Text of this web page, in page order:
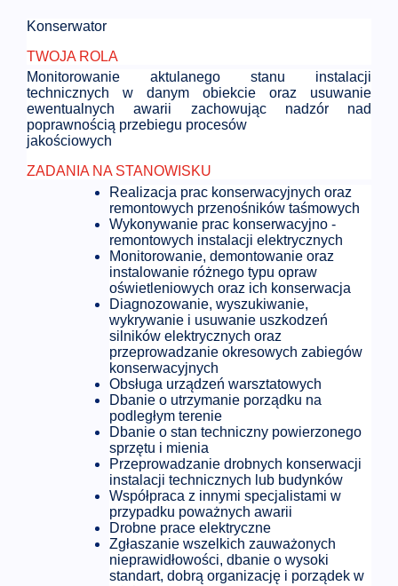
Konserwator
TWOJA ROLA
Monitorowanie aktulanego stanu instalacji
technicznych w danym obiekcie oraz usuwanie
ewentualnych awarii zachowując nadzór nad
poprawnością przebiegu procesów
jakościowych
ZADANIA NA STANOWISKU
Realizacja prac konserwacyjnych oraz
remontowych przenośników taśmowych
Wykonywanie prac konserwacyjno -
remontowych instalacji elektrycznych
Monitorowanie, demontowanie oraz
instalowanie różnego typu opraw
oświetleniowych oraz ich konserwacja
Diagnozowanie, wyszukiwanie,
wykrywanie i usuwanie uszkodzeń
silników elektrycznych oraz
przeprowadzanie okresowych zabiegów
konserwacyjnych
Obsługa urządzeń warsztatowych
Dbanie o utrzymanie porządku na
podległym terenie
Dbanie o stan techniczny powierzonego
sprzętu i mienia
Przeprowadzanie drobnych konserwacji
instalacji technicznych lub budynków
Współpraca z innymi specjalistami w
przypadku poważnych awarii
Drobne prace elektryczne
Zgłaszanie wszelkich zauważonych
nieprawidłowości, dbanie o wysoki
standart, dobrą organizację i porządek w